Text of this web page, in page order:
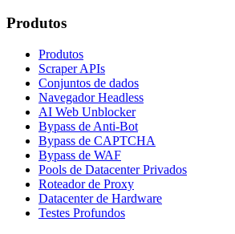
Produtos
Produtos
Scraper APIs
Conjuntos de dados
Navegador Headless
AI Web Unblocker
Bypass de Anti-Bot
Bypass de CAPTCHA
Bypass de WAF
Pools de Datacenter Privados
Roteador de Proxy
Datacenter de Hardware
Testes Profundos